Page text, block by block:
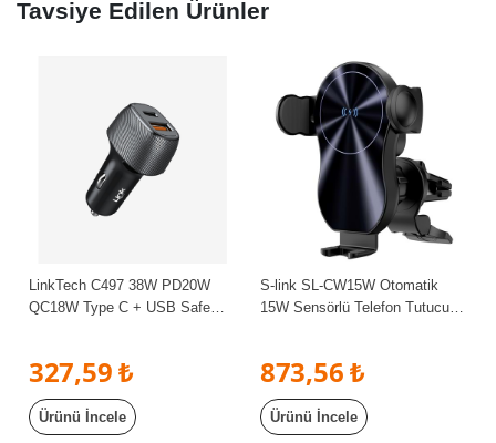
Tavsiye Edilen Ürünler
LinkTech C497 38W PD20W
QC18W Type C + USB Safe
327,59 ₺
Ürünü İncele
S-link SL-CW15W Otomatik
15W Sensörlü Telefon Tutucu
873,56 ₺
Ürünü İncele